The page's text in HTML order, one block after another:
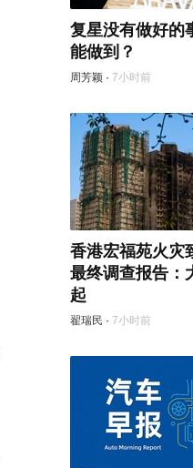
复星没有做好的
能做到？
周芳颖 · 7小时前
香港宏福苑火灾
最终调查报告：
起
翟瑞民 · 7小时前